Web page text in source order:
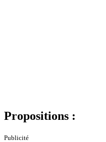
Propositions :
Publicité